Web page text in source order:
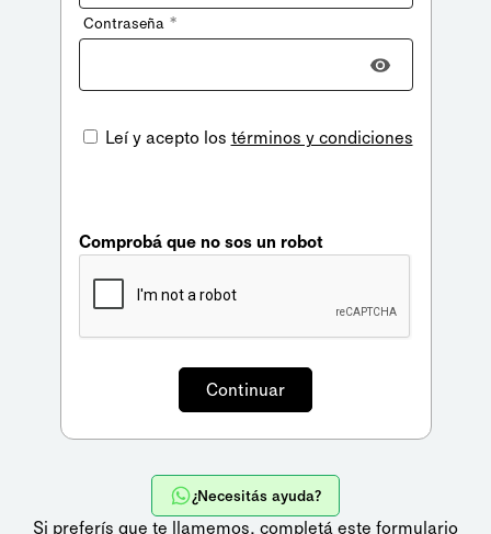
+598
Contraseña *
Leí y acepto los términos y condiciones
Comprobá que no sos un robot
¿Necesitás ayuda?
Si preferís que te llamemos, completá este formulario